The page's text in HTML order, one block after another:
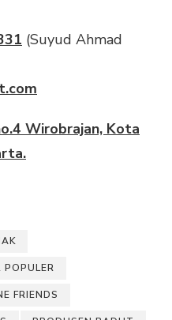
(Suyud Ahmad
Wirobrajan, Kota
FRIENDS